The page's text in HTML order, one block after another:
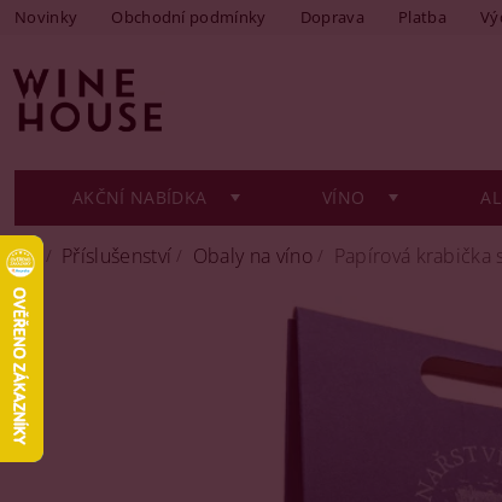
Novinky Obchodní podmínky Doprava Platba
AKČNÍ NABÍDKA VÍNO
Příslušenství Obaly na víno Papírová krabička